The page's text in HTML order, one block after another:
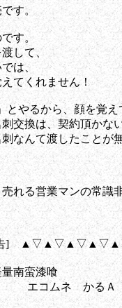
す。
す。
して、
は、
くれません！
やるから、顔を覚え
換は、契約頂かな
んて渡したことが
営業マンの常識非
]
蛮漆喰
ムネ かるＡ